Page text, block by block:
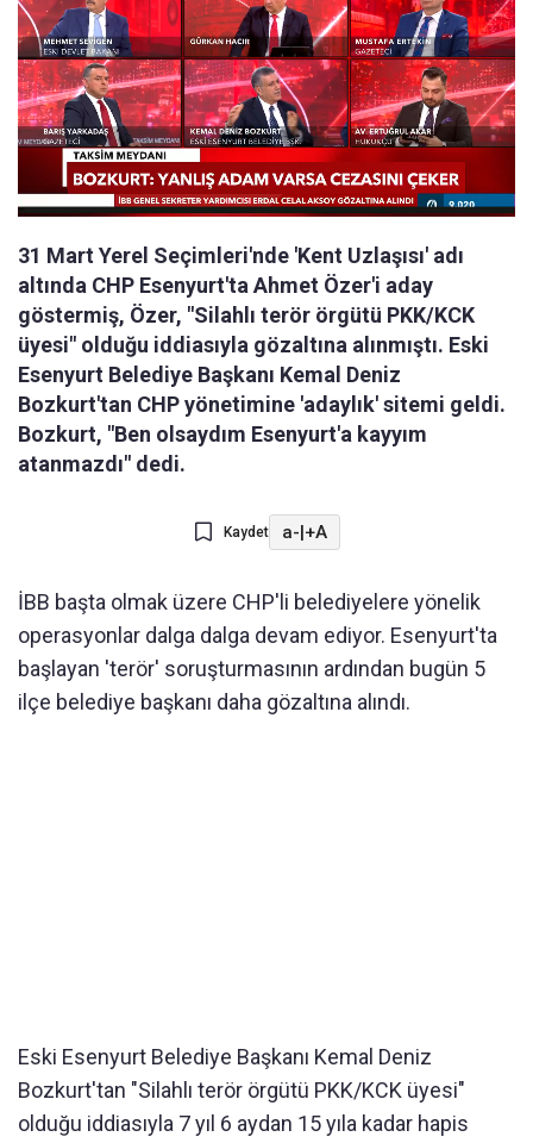
31 Mart Yerel Seçimleri'nde 'Kent Uzlaşısı' adı
altında CHP Esenyurt'ta Ahmet Özer'i aday
göstermiş, Özer, "Silahlı terör örgütü PKK/KCK
üyesi" olduğu iddiasıyla gözaltına alınmıştı. Eski
Esenyurt Belediye Başkanı Kemal Deniz
Bozkurt'tan CHP yönetimine 'adaylık' sitemi geldi.
Bozkurt, "Ben olsaydım Esenyurt'a kayyım
atanmazdı" dedi.
Kaydet a-|+A
İBB başta olmak üzere CHP'li belediyelere yönelik
operasyonlar dalga dalga devam ediyor. Esenyurt'ta
başlayan 'terör' soruşturmasının ardından bugün 5
ilçe belediye başkanı daha gözaltına alındı.
Eski Esenyurt Belediye Başkanı Kemal Deniz
Bozkurt'tan "Silahlı terör örgütü PKK/KCK üyesi"
olduğu iddiasıyla 7 yıl 6 aydan 15 yıla kadar hapis